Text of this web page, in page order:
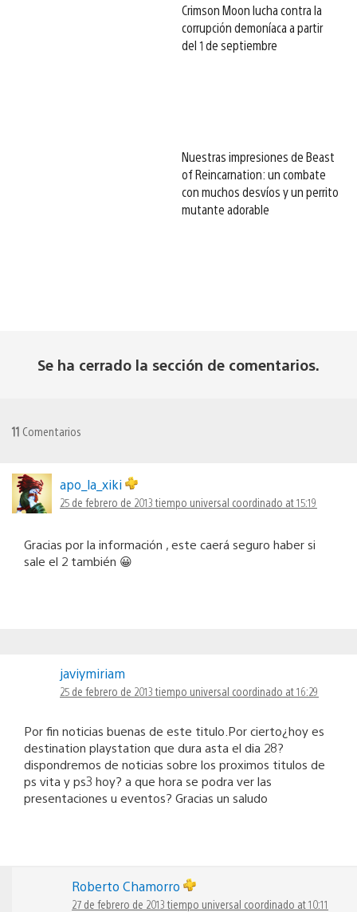
Crimson Moon lucha contra la
corrupción demoníaca a partir
del 1 de septiembre
Nuestras impresiones de Beast
of Reincarnation: un combate
con muchos desvíos y un perrito
mutante adorable
Se ha cerrado la sección de comentarios.
11 Comentarios
apo_la_xiki
25 de febrero de 2013 tiempo universal coordinado at 15:19
Gracias por la información , este caerá seguro haber si
sale el 2 también 😀
javiymiriam
25 de febrero de 2013 tiempo universal coordinado at 16:29
Por fin noticias buenas de este titulo.Por cierto¿hoy es
destination playstation que dura asta el dia 28?
dispondremos de noticias sobre los proximos titulos de
ps vita y ps3 hoy? a que hora se podra ver las
presentaciones u eventos? Gracias un saludo
Roberto Chamorro
27 de febrero de 2013 tiempo universal coordinado at 10:11